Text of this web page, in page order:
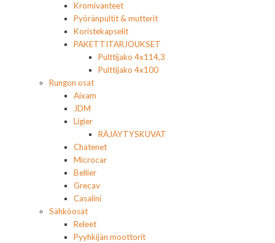
Kromivanteet
Pyöränpultit & mutterit
Koristekapselit
PAKETTITARJOUKSET
Pulttijako 4x114,3
Pulttijako 4x100
Rungon osat
Aixam
JDM
Ligier
RÄJÄYTYSKUVAT
Chatenet
Microcar
Bellier
Grecav
Casalini
Sähköosat
Releet
Pyyhkijän moottorit